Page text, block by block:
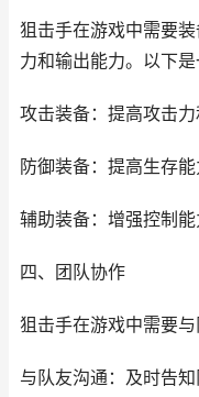
狙击手在游戏中需要
力和输出能力。以下是
攻击装备：提高攻击力
防御装备：提高生存能
辅助装备：增强控制能
四、团队协作
狙击手在游戏中需要
与队友沟通：及时告